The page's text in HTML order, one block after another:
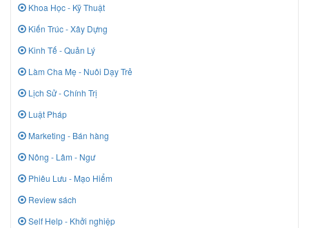
Khoa Học - Kỹ Thuật
Kiến Trúc - Xây Dựng
Kinh Tế - Quản Lý
Làm Cha Mẹ - Nuôi Dạy Trẻ
Lịch Sử - Chính Trị
Luật Pháp
Marketing - Bán hàng
Nông - Lâm - Ngư
Phiêu Lưu - Mạo Hiểm
Review sách
Self Help - Khởi nghiệp